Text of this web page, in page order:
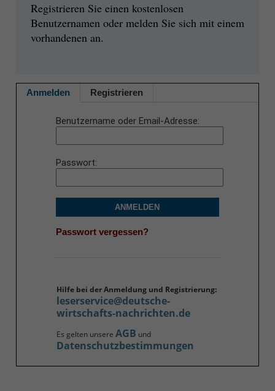
Registrieren Sie einen kostenlosen
Benutzernamen oder melden Sie sich mit einem
vorhandenen an.
Anmelden Registrieren
Benutzername oder Email-Adresse
Passwort
ANMELDEN
Passwort vergessen?
Hilfe bei der Anmeldung und Registrierung:
leserservice@deutsche-
wirtschafts-nachrichten.de
Es gelten unsere AGB und
Datenschutzbestimmungen